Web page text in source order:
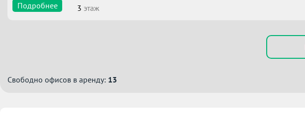
Подробнее 3 этаж
Свободно офисов в аренду: 13